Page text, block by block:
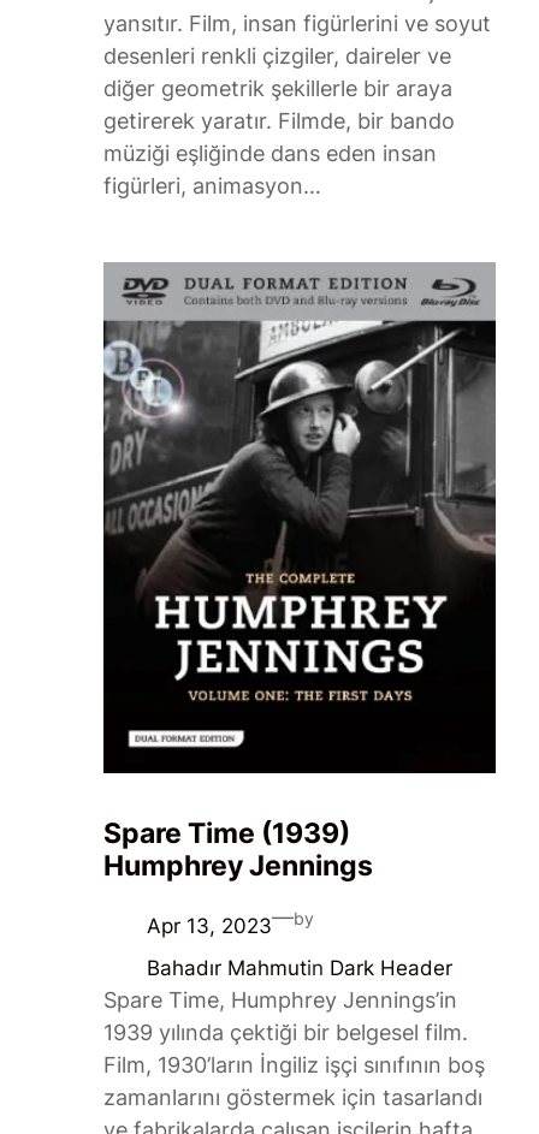
yansıtır. Film, insan figürlerini ve soyut
desenleri renkli çizgiler, daireler ve
diğer geometrik şekillerle bir araya
getirerek yaratır. Filmde, bir bando
müziği eşliğinde dans eden insan
figürleri, animasyon…
Spare Time (1939)
Humphrey Jennings
Apr 13, 2023—by
Bahadır Mahmutin Dark Header
Spare Time, Humphrey Jennings’in
1939 yılında çektiği bir belgesel film.
Film, 1930’ların İngiliz işçi sınıfının boş
zamanlarını göstermek için tasarlandı